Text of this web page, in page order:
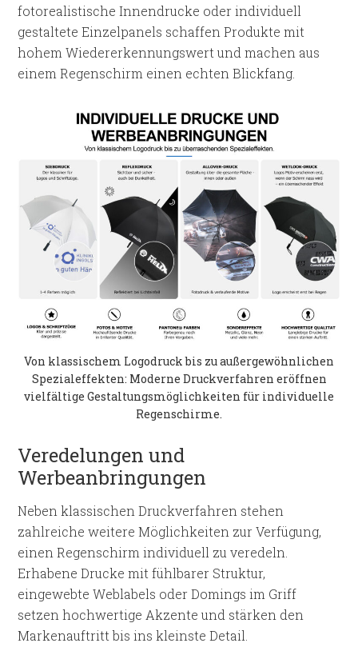
fotorealistische Innendrucke oder individuell
gestaltete Einzelpanels schaffen Produkte mit
hohem Wiedererkennungswert und machen aus
einem Regenschirm einen echten Blickfang.
Von klassischem Logodruck bis zu außergewöhnlichen
Spezialeffekten: Moderne Druckverfahren eröffnen
vielfältige Gestaltungsmöglichkeiten für individuelle
Regenschirme.
Veredelungen und
Werbeanbringungen
Neben klassischen Druckverfahren stehen
zahlreiche weitere Möglichkeiten zur Verfügung,
einen Regenschirm individuell zu veredeln.
Erhabene Drucke mit fühlbarer Struktur,
eingewebte Weblabels oder Domings im Griff
setzen hochwertige Akzente und stärken den
Markenauftritt bis ins kleinste Detail.